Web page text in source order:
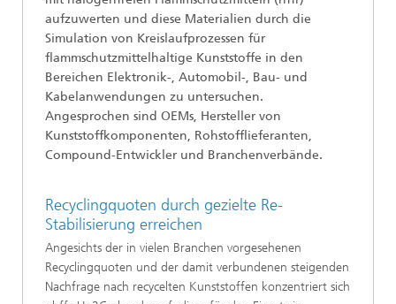
aufzuwerten und diese Materialien durch die
Simulation von Kreislaufprozessen für
flammschutzmittelhaltige Kunststoffe in den
Bereichen Elektronik-, Automobil-, Bau- und
Kabelanwendungen zu untersuchen.
Angesprochen sind OEMs, Hersteller von
Kunststoffkomponenten, Rohstofflieferanten,
Compound-Entwickler und Branchenverbände.
Recyclingquoten durch gezielte Re-
Stabilisierung erreichen
Angesichts der in vielen Branchen vorgesehenen
Recyclingquoten und der damit verbundenen steigenden
Nachfrage nach recycelten Kunststoffen konzentriert sich